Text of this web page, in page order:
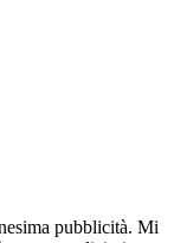
pubblicità. Mi